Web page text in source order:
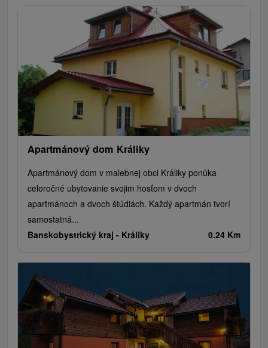
Apartmánový dom Králiky
Apartmánový dom v malebnej obci Králiky ponúka
celoročné ubytovanie svojim hosťom v dvoch
apartmánoch a dvoch štúdiách. Každý apartmán tvorí
samostatná...
Banskobystrický kraj - Králiky 0.24 Km